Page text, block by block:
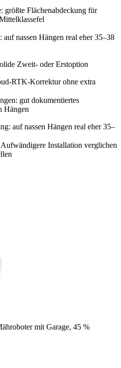
größte Flächenabdeckung für
nassen Hängen real eher 35–38
Zweit- oder Erstoption
RTK-Korrektur ohne extra
gut dokumentiertes
Hängen
auf nassen Hängen real eher 35–
Installation verglichen
mit Garage, 45 %